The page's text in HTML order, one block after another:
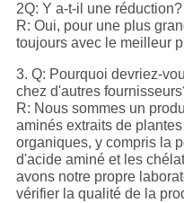
2Q: Y a-t-il une réduction?
R: Oui, pour une plus
toujours avec le meilleur
3. Q: Pourquoi devriez-
chez d'autres
R: Nous sommes un
aminés extraits de
organiques, y compris la
d'acide aminé et les
avons notre propre
vérifier la qualité de la